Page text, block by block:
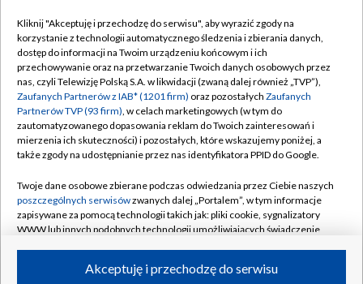
TVP
Abonament TVP
Emisja w TVP
Centrum informacji TVP
Naziemna Telewizja Cyfrowa
Rada Programowa
System NOS
Informacje o nadawcy
Program dla prasy
Regulamin TVP
Polityka prywatności
Moje zgody
Pomoc
Kontakt
Kanały
Kliknij "Akceptuję i przechodzę do serwisu", aby wyrazić zgody na
korzystanie z technologii automatycznego śledzenia i zbierania danych,
dostęp do informacji na Twoim urządzeniu końcowym i ich
przechowywanie oraz na przetwarzanie Twoich danych osobowych przez
nas, czyli Telewizję Polską S.A. w likwidacji (zwaną dalej również „TVP”),
Zaufanych Partnerów z IAB* (1201 firm) oraz pozostałych Zaufanych
Partnerów TVP (93 firm), w celach marketingowych (w tym do
zautomatyzowanego dopasowania reklam do Twoich zainteresowań i
mierzenia ich skuteczności) i pozostałych, które wskazujemy poniżej, a
także zgody na udostępnianie przez nas identyfikatora PPID do Google.
Twoje dane osobowe zbierane podczas odwiedzania przez Ciebie naszych
poszczególnych serwisówzwanych dalej „Portalem”, w tym informacje
zapisywane za pomocą technologii takich jak: pliki cookie, sygnalizatory
WWW lub innych podobnych technologii umożliwiających świadczenie
ruchu w Internecie.Akceptuję i przechodzę do serwisu